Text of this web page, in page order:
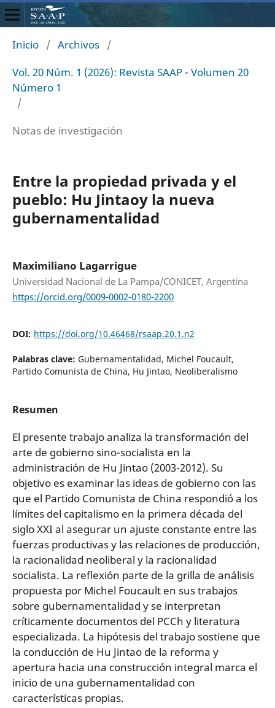
Inicio / Archivos /
Vol. 20 Núm. 1 (2026): Revista SAAP - Volumen 20
Número 1
/
Notas de investigación
Entre la propiedad privada y el
pueblo: Hu Jintaoy la nueva
gubernamentalidad
Maximiliano Lagarrigue
Universidad Nacional de La Pampa/CONICET, Argentina
https://orcid.org/0009-0002-0180-2200
DOI: https://doi.org/10.46468/rsaap.20.1.n2
Palabras clave: Gubernamentalidad, Michel Foucault,
Partido Comunista de China, Hu Jintao, Neoliberalismo
Resumen
El presente trabajo analiza la transformación del
arte de gobierno sino-socialista en la
administración de Hu Jintao (2003-2012). Su
objetivo es examinar las ideas de gobierno con las
que el Partido Comunista de China respondió a los
límites del capitalismo en la primera década del
siglo XXI al asegurar un ajuste constante entre las
fuerzas productivas y las relaciones de producción,
la racionalidad neoliberal y la racionalidad
socialista. La reflexión parte de la grilla de análisis
propuesta por Michel Foucault en sus trabajos
sobre gubernamentalidad y se interpretan
críticamente documentos del PCCh y literatura
especializada. La hipótesis del trabajo sostiene que
la conducción de Hu Jintao de la reforma y
apertura hacia una construcción integral marca el
inicio de una gubernamentalidad con
características propias.